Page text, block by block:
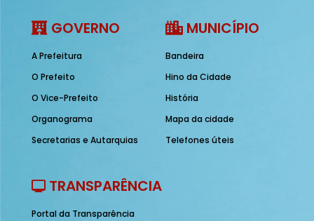
GOVERNO
A Prefeitura
O Prefeito
O Vice-Prefeito
Organograma
Secretarias e Autarquias
MUNICÍPIO
Bandeira
Hino da Cidade
História
Mapa da cidade
Telefones úteis
TRANSPARÊNCIA
Portal da Transparência